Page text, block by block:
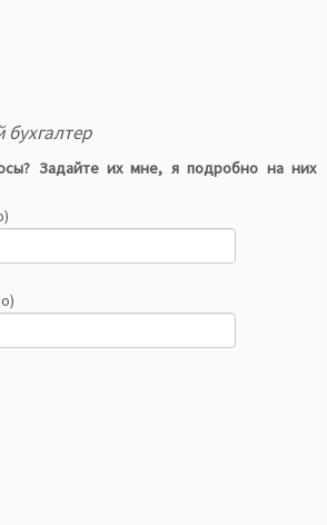
Задайте их мне, я подробно на них